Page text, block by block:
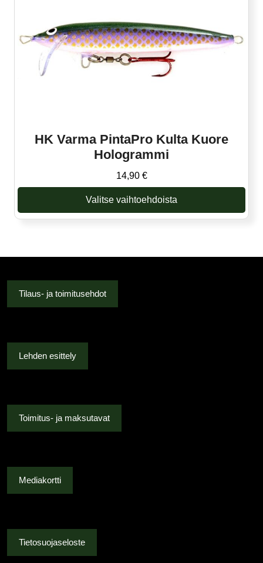
HK Varma PintaPro Kulta Kuore
Hologrammi
14,90 €
Valitse vaihtoehdoista
Tällä
Tilaus- ja toimitusehdot
Lehden esittely
Toimitus- ja maksutavat
Mediakortti
Tietosuojaseloste